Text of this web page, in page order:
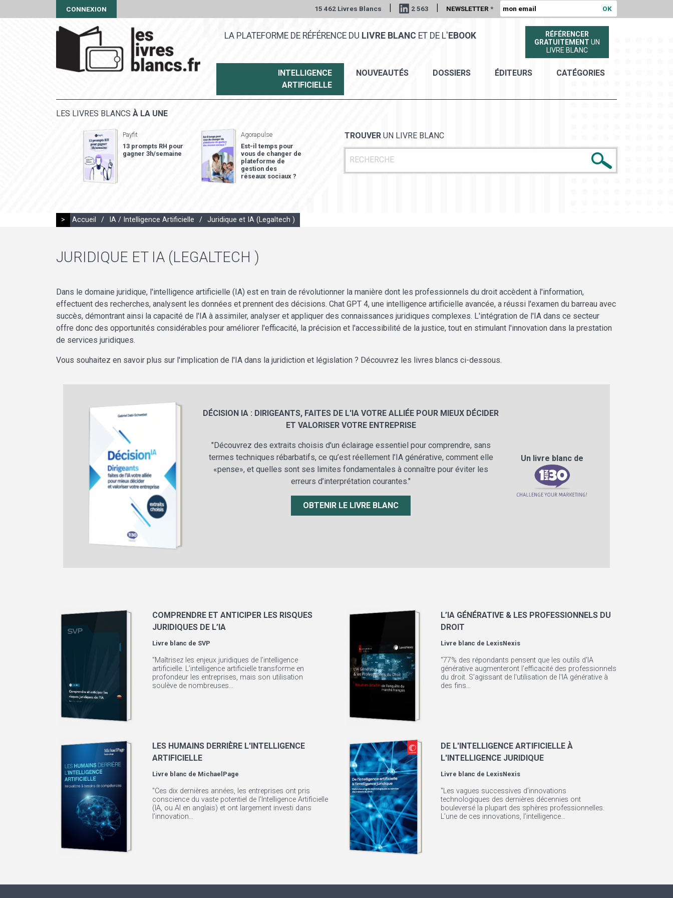
CONNEXION 15 462 Livres Blancs | 2 563 | NEWSLETTER *
LA PLATEFORME DE RÉFÉRENCE DU LIVRE BLANC ET DE L' EBOOK
RÉFÉRENCER
GRATUITEMENT UN
LIVRE BLANC
INTELLIGENCE
ARTIFICIELLE
NOUVEAUTÉS DOSSIERS ÉDITEURS CATÉGORIES
LES LIVRES BLANCS À LA UNE
Payfit
13 prompts RH pour
gagner 3h/semaine
Agorapulse
Est-il temps pour
vous de changer de
plateforme de
gestion des
réseaux sociaux ?
TROUVER UN LIVRE BLANC
> Accueil / IA / Intelligence Artificielle / Juridique et IA (Legaltech )
JURIDIQUE ET IA (LEGALTECH )
Dans le domaine juridique, l'intelligence artificielle (IA) est en train de révolutionner la manière dont les professionnels du droit accèdent à l'information,
effectuent des recherches, analysent les données et prennent des décisions. Chat GPT 4, une intelligence artificielle avancée, a réussi l'examen du barreau avec
succès, démontrant ainsi la capacité de l'IA à assimiler, analyser et appliquer des connaissances juridiques complexes. L'intégration de l'IA dans ce secteur
offre donc des opportunités considérables pour améliorer l'efficacité, la précision et l'accessibilité de la justice, tout en stimulant l'innovation dans la prestation
de services juridiques.
Vous souhaitez en savoir plus sur l'implication de l'IA dans la juridiction et législation ? Découvrez les livres blancs ci-dessous.
DÉCISION IA : DIRIGEANTS, FAITES DE L'IA VOTRE ALLIÉE POUR MIEUX DÉCIDER
ET VALORISER VOTRE ENTREPRISE
"Découvrez des extraits choisis d'un éclairage essentiel pour comprendre, sans
termes techniques rébarbatifs, ce qu’est réellement l’IA générative, comment elle
«pense», et quelles sont ses limites fondamentales à connaître pour éviter les
erreurs d’interprétation courantes."
OBTENIR LE LIVRE BLANC
Un livre blanc de
COMPRENDRE ET ANTICIPER LES RISQUES
JURIDIQUES DE L’IA
Livre blanc de SVP
"Maîtrisez les enjeux juridiques de l’intelligence
artificielle. L’intelligence artificielle transforme en
profondeur les entreprises, mais son utilisation
soulève de nombreuses...
L’IA GÉNÉRATIVE & LES PROFESSIONNELS DU
DROIT
Livre blanc de LexisNexis
"77% des répondants pensent que les outils d'IA
générative augmenteront l'efficacité des professionnels
du droit. S’agissant de l'utilisation de l'IA générative à
des fins...
LES HUMAINS DERRIÈRE L'INTELLIGENCE
ARTIFICIELLE
Livre blanc de MichaelPage
"Ces dix dernières années, les entreprises ont pris
conscience du vaste potentiel de l’Intelligence Artificielle
(IA, ou AI en anglais) et ont largement investi dans
l’innovation...
DE L'INTELLIGENCE ARTIFICIELLE À
L'INTELLIGENCE JURIDIQUE
Livre blanc de LexisNexis
"Les vagues successives d’innovations
technologiques des dernières décennies ont
bouleversé la plupart des sphères professionnelles.
L’une de ces innovations, l’intelligence...